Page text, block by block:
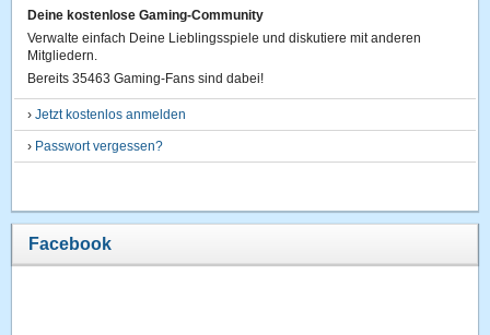
Deine kostenlose Gaming-Community
Verwalte einfach Deine Lieblingsspiele und diskutiere mit anderen
Mitgliedern.
Bereits 35463 Gaming-Fans sind dabei!
›Jetzt kostenlos anmelden
› Passwort vergessen?
Facebook